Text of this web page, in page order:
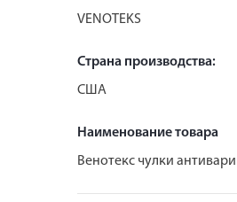
VENOTEKS
Страна производства:
США
Наименование товара
Венотекс чулки